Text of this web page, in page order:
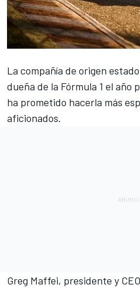
La compañía de origen
dueña de la Fórmula 1 el año
ha prometido hacerla más
aficionados.
Greg Maffei, presidente y